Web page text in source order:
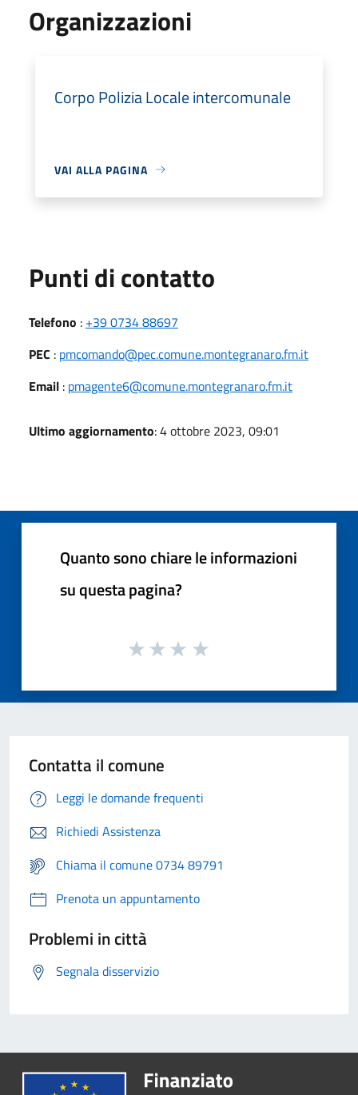
Organizzazioni
Corpo Polizia Locale intercomunale
VAI ALLA PAGINA
Punti di contatto
Telefono : +39 0734 88697
PEC : pmcomando@pec.comune.montegranaro.fm.it
Email : pmagente6@comune.montegranaro.fm.it
Ultimo aggiornamento: 4 ottobre 2023, 09:01
Quanto sono chiare le informazioni
su questa pagina?
Contatta il comune
Leggi le domande frequenti
Richiedi Assistenza
Chiama il comune 0734 89791
Prenota un appuntamento
Problemi in città
Segnala disservizio